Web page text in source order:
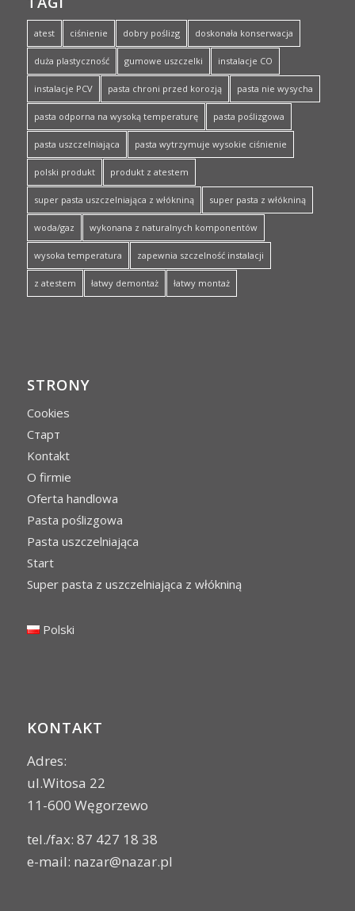
atest ciśnienie dobry poślizg doskonała konserwacja
duża plastyczność gumowe uszczelki instalacje CO
instalacje PCV pasta chroni przed korozją pasta nie wysycha
pasta odporna na wysoką temperaturę pasta poślizgowa
pasta uszczelniająca pasta wytrzymuje wysokie ciśnienie
polski produkt produkt z atestem
super pasta uszczelniająca z włókniną super pasta z włókniną
woda/gaz wykonana z naturalnych komponentów
wysoka temperatura zapewnia szczelność instalacji
z atestem łatwy demontaż łatwy montaż
STRONY
Cookies
Cтарт
Kontakt
O firmie
Oferta handlowa
Pasta poślizgowa
Pasta uszczelniająca
Start
Super pasta z uszczelniająca z włókniną
Polski
KONTAKT
Adres:
ul.Witosa 22
11-600 Węgorzewo
tel./fax: 87 427 18 38
e-mail: nazar@nazar.pl